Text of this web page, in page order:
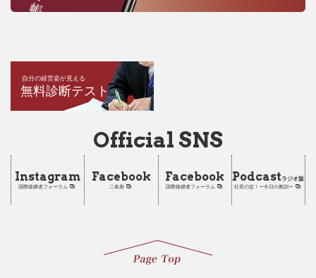
自分の経営姿が見える
無料診断テスト
Official SNS
Instagram
国際後継者フォーラム
Facebook
二条彪
Facebook
国際後継者フォーラム
Podcastラジオ版
社長の掟！ー今日の教訓ー